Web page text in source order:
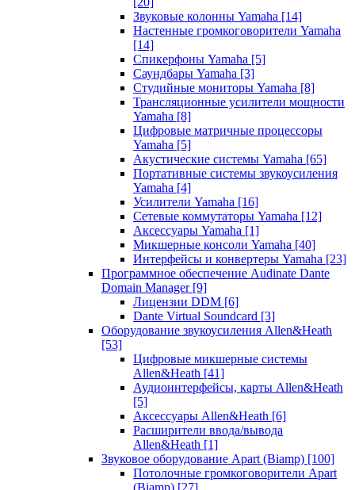
Звуковые колонны Yamaha [14]
Настенные громкоговорители Yamaha
[14]
Спикерфоны Yamaha [5]
Саундбары Yamaha [3]
Студийные мониторы Yamaha [8]
Трансляционные усилители мощности
Yamaha [8]
Цифровые матричные процессоры
Yamaha [5]
Акустические системы Yamaha [65]
Портативные системы звукоусиления
Yamaha [4]
Усилители Yamaha [16]
Сетевые коммутаторы Yamaha [12]
Аксессуары Yamaha [1]
Микшерные консоли Yamaha [40]
Интерфейсы и конвертеры Yamaha [23]
Программное обеспечение Audinate Dante
Domain Manager [9]
Лицензии DDM [6]
Dante Virtual Soundcard [3]
Оборудование звукоусиления Allen&Heath
[53]
Цифровые микшерные системы
Allen&Heath [41]
Аудиоинтерфейсы, карты Allen&Heath
[5]
Аксессуары Allen&Heath [6]
Расширители ввода/вывода
Allen&Heath [1]
Звуковое оборудование Apart (Biamp) [100]
Потолочные громкоговорители Apart
(Biamp) [27]